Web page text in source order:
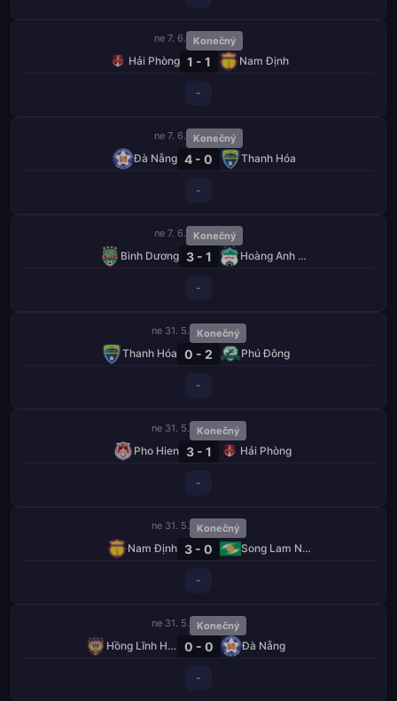
ne 7. 6. Konečný
Hải Phòng 1 - 1 Nam Định
-
ne 7. 6. Konečný
Đà Nẵng 4 - 0 Thanh Hóa
-
ne 7. 6. Konečný
Bình Dương 3 - 1 Hoàng Anh Gia Lai
-
ne 31. 5. Konečný
Thanh Hóa 0 - 2 Phú Đông
-
ne 31. 5. Konečný
Pho Hien 3 - 1 Hải Phòng
-
ne 31. 5. Konečný
Nam Định 3 - 0 Song Lam Nghe An
-
ne 31. 5. Konečný
Hồng Lĩnh Hà Tĩnh 0 - 0 Đà Nẵng
-